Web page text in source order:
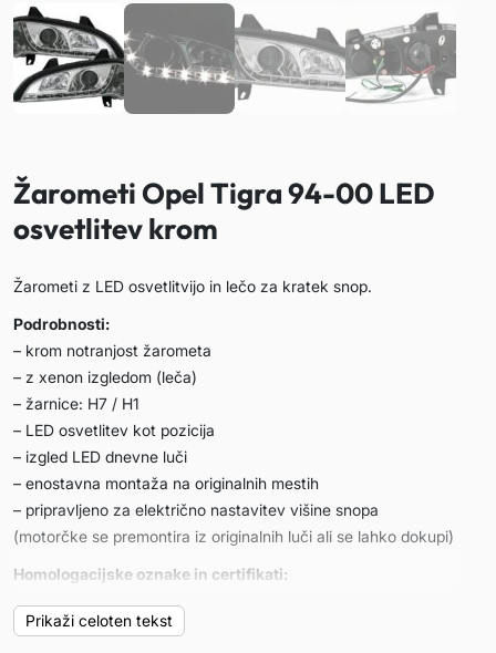
Žarometi Opel Tigra 94-00 LED
osvetlitev krom
Žarometi z LED osvetlitvijo in lečo za kratek snop.
Podrobnosti:
– krom notranjost žarometa
– z xenon izgledom (leča)
– žarnice: H7 / H1
– LED osvetlitev kot pozicija
– izgled LED dnevne luči
– enostavna montaža na originalnih mestih
– pripravljeno za električno nastavitev višine snopa
(motorčke se premontira iz originalnih luči ali se lahko dokupi)
Homologacijske oznake in certifikati:
– E-oznaka na žarometih
Prikaži celoten tekst